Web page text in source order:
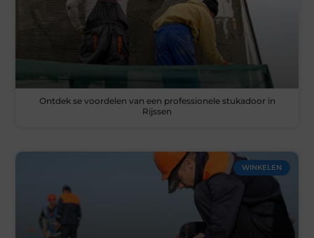
Ontdek se voordelen van een professionele stukadoor in
Rijssen
WINKELEN